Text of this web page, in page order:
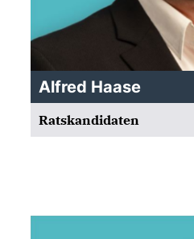
Alfred Haase
Ratskandidaten